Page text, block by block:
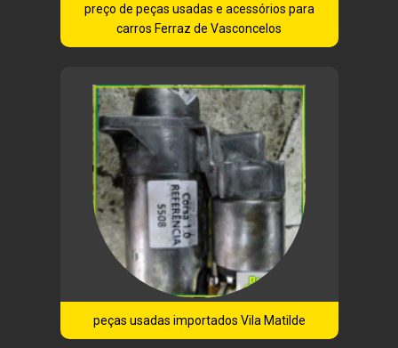
preço de peças usadas e acessórios para
carros Ferraz de Vasconcelos
peças usadas importados Vila Matilde